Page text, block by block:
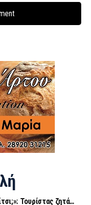
Τουρίστας ζητά…